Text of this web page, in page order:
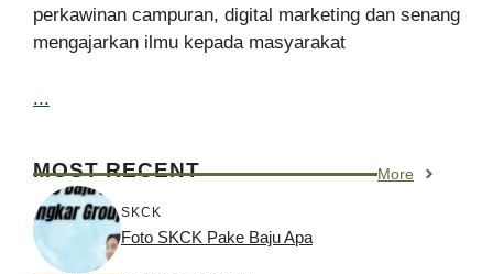
perkawinan campuran, digital marketing dan senang
mengajarkan ilmu kepada masyarakat
...
MOST RECENT More
SKCK
Foto SKCK Pake Baju Apa